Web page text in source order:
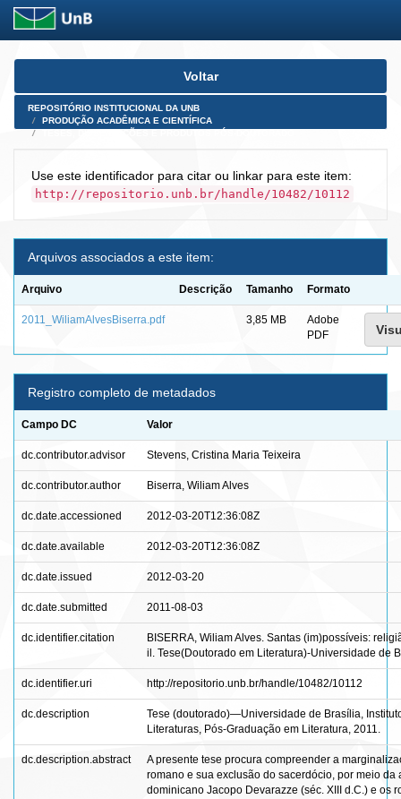
Skip
Voltar
REPOSITÓRIO INSTITUCIONAL DA UNB
PRODUÇÃO ACADÊMICA E CIENTÍFICA
Use este identificador para citar ou linkar para este item:
http://repositorio.unb.br/handle/10482/10112
Arquivos associados a este item:
Arquivo Descrição Tamanho Formato
2011_WiliamAlvesBiserra.pdf 3,85 MB
Adobe
PDF
Registro completo de metadados
Campo DC Valor
dc.contributor.advisor Stevens, Cristina Maria Teixeira
dc.contributor.author Biserra, Wiliam Alves
dc.date.accessioned 2012-03-20T12:36:08Z
dc.date.available 2012-03-20T12:36:08Z
dc.date.issued 2012-03-20
dc.date.submitted 2011-08-03
dc.identifier.citation
BISERRA, Wiliam Alves. Santas (im)possíveis:
il. Tese(Doutorado em Literatura)-Universidade de
dc.identifier.uri http://repositorio.unb.br/handle/10482/10112
dc.description
Tese (doutorado)—Universidade de Brasília,
Literaturas, Pós-Graduação em Literatura, 2011.
dc.description.abstract
A presente tese procura compreender a
romano e sua exclusão do sacerdócio, por meio
dominicano Jacopo Devarazze (séc. XIII d.C.) e os